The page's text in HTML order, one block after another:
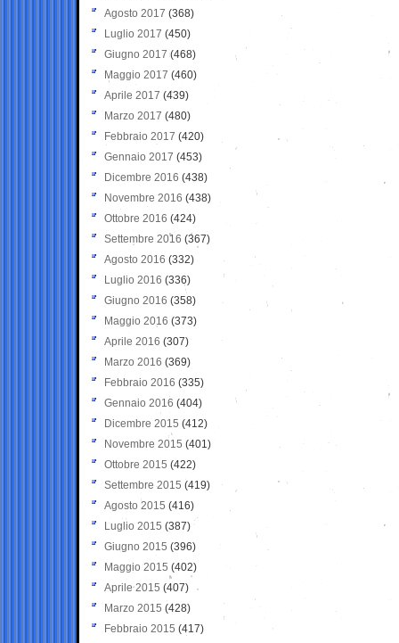
Agosto 2017 (368)
Luglio 2017 (450)
Giugno 2017 (468)
Maggio 2017 (460)
Aprile 2017 (439)
Marzo 2017 (480)
Febbraio 2017 (420)
Gennaio 2017 (453)
Dicembre 2016 (438)
Novembre 2016 (438)
Ottobre 2016 (424)
Settembre 2016 (367)
Agosto 2016 (332)
Luglio 2016 (336)
Giugno 2016 (358)
Maggio 2016 (373)
Aprile 2016 (307)
Marzo 2016 (369)
Febbraio 2016 (335)
Gennaio 2016 (404)
Dicembre 2015 (412)
Novembre 2015 (401)
Ottobre 2015 (422)
Settembre 2015 (419)
Agosto 2015 (416)
Luglio 2015 (387)
Giugno 2015 (396)
Maggio 2015 (402)
Aprile 2015 (407)
Marzo 2015 (428)
Febbraio 2015 (417)